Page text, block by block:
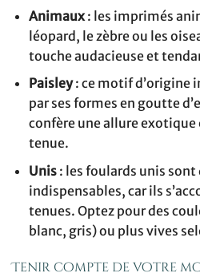
Animaux: les imprimés
léopard, le zèbre ou les
touche audacieuse et
Paisley: ce motif d’origine
par ses formes en goutte
confère une allure
tenue.
Unis: les foulards unis sont
indispensables, car ils
tenues. Optez pour des
blanc, gris) ou plus vives
Tenir compte de votre